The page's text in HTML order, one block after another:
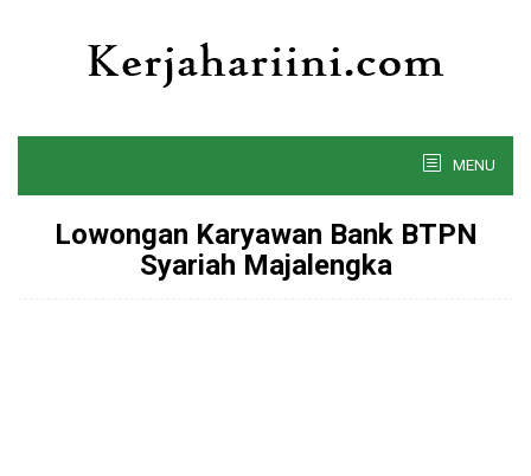
MENU
Lowongan Karyawan Bank BTPN
Syariah Majalengka